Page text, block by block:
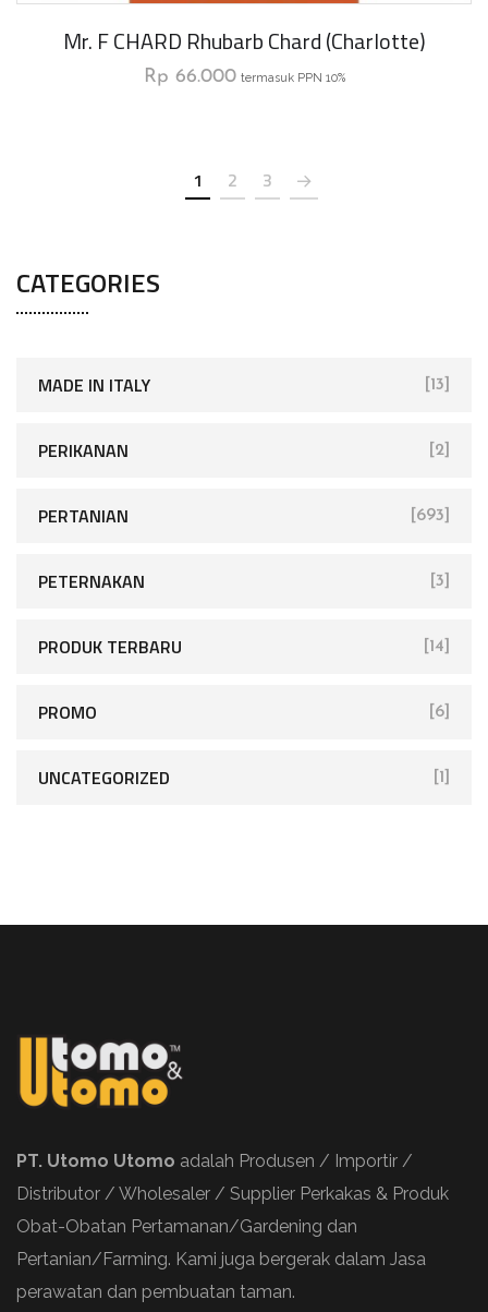
Mr. F CHARD Rhubarb Chard (Charlotte)
Rp 66.000 termasuk PPN 10%
1 2 3
CATEGORIES
MADE IN ITALY [13]
PERIKANAN [2]
PERTANIAN [693]
PETERNAKAN [3]
PRODUK TERBARU [14]
PROMO [6]
UNCATEGORIZED [1]
PT. Utomo Utomo adalah Produsen / Importir /
Distributor / Wholesaler / Supplier Perkakas & Produk
Obat-Obatan Pertamanan/Gardening dan
Pertanian/Farming. Kami juga bergerak dalam Jasa
perawatan dan pembuatan taman.